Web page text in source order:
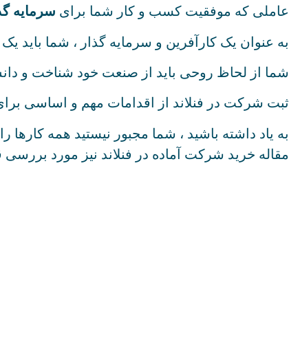
عاملی که موفقیت کسب و کار شما برای سرمایه
به عنوان یک کارآفرین و سرمایه گذار ، شما باید
شما از لحاظ روحی باید از صنعت خود شناخت و
ثبت شرکت در فنلاند از اقدامات مهم و اساسی
به یاد داشته باشید ، شما مجبور نیستید همه کارها
مقاله خرید شرکت آماده در فنلاند نیز مورد